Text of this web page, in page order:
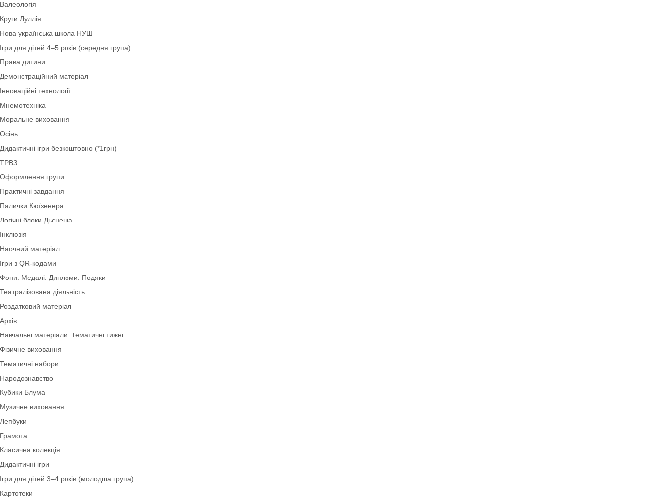
Ігри з лего: LEGO-технологія
Методичні матеріали
Весна
Валеологія
Нова українська школа НУШ
Ігри для дітей 4–5 років (середня група)
Права дитини
Демонстраційний матеріал
Моральне виховання
Осінь
Дидактичні ігри безкоштовно (*1грн)
ТРВЗ
Оформлення групи
Палички Кюїзенера
Логічні блоки Дьєнеша
Інклюзія
Наочний матеріал
Фони. Медалі. Дипломи. Подяки
Театралізована діяльність
Роздатковий матеріал
Архів
Навчальні матеріали. Тематичні тижні
Тематичні набори